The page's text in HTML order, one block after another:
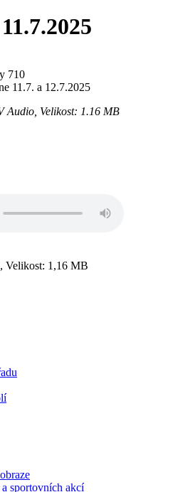
710
11.7. a 12.7.2025
Audio, Velikost: 1.16 MB
Velikost: 1,16 MB
sportovních akcí